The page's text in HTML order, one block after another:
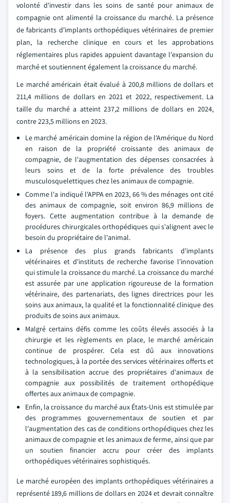
volonté d'investir dans les soins de santé pour animaux de
compagnie ont alimenté la croissance du marché. La présence
de fabricants d'implants orthopédiques vétérinaires de premier
plan, la recherche clinique en cours et les approbations
réglementaires plus rapides appuient davantage l'expansion du
marché et soutiennent également la croissance du marché.
Le marché américain était évalué à 200,8 millions de dollars et
211,4 millions de dollars en 2021 et 2022, respectivement. La
taille du marché a atteint 237,2 millions de dollars en 2024,
contre 223,5 millions en 2023.
Le marché américain domine la région de l'Amérique du Nord
en raison de la propriété croissante des animaux de
compagnie, de l'augmentation des dépenses consacrées à
leurs soins et de la forte prévalence des troubles
musculosquelettiques chez les animaux de compagnie.
Comme l'a indiqué l'APPA en 2023, 66 % des ménages ont cité
des animaux de compagnie, soit environ 86,9 millions de
foyers. Cette augmentation contribue à la demande de
procédures chirurgicales orthopédiques qui s'alignent avec le
besoin du propriétaire de l'animal.
La présence des plus grands fabricants d'implants
vétérinaires et d'instituts de recherche favorise l'innovation
qui stimule la croissance du marché. La croissance du marché
est assurée par une application rigoureuse de la formation
vétérinaire, des partenariats, des lignes directrices pour les
soins aux animaux, la qualité et la fonctionnalité clinique des
produits de soins aux animaux.
Malgré certains défis comme les coûts élevés associés à la
chirurgie et les règlements en place, le marché américain
continue de prospérer. Cela est dû aux innovations
technologiques, à la portée des services vétérinaires offerts et
à la sensibilisation accrue des propriétaires d'animaux de
compagnie aux possibilités de traitement orthopédique
offertes aux animaux de compagnie.
Enfin, la croissance du marché aux États-Unis est stimulée par
des programmes gouvernementaux de soutien et par
l'augmentation des cas de conditions orthopédiques chez les
animaux de compagnie et les animaux de ferme, ainsi que par
un soutien financier accru pour créer des implants
orthopédiques vétérinaires sophistiqués.
Le marché européen des implants orthopédiques vétérinaires a
représenté 189,6 millions de dollars en 2024 et devrait connaître